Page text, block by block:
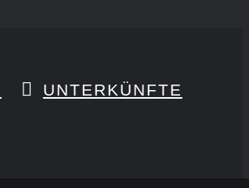
UNTERKÜNFTE